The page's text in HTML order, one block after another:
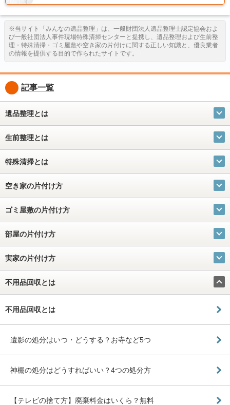
※当サイト「みんなの遺品整理」は、一般財団法人遺品整理士認定協会およ
び一般社団法人事件現場特殊清掃センターと提携し、遺品整理および生前整
理・特殊清掃・ゴミ屋敷や空き家の片付けに関する正しい知識と、優良業者
の情報を提供する目的で作られたサイトです。
記事一覧
遺品整理とは
生前整理とは
特殊清掃とは
空き家の片付け方
ゴミ屋敷の片付け方
部屋の片付け方
実家の片付け方
不用品回収とは
不用品回収とは
遺影の処分はいつ・どうする？お寺など5つ
神棚の処分はどうすればいい？4つの処分方
【テレビの捨て方】廃棄料金はいくら？無料